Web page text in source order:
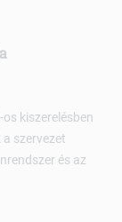
kiszerelésben
szervezet
és az